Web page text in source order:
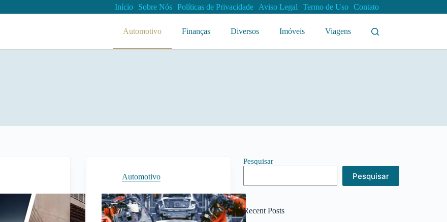
Início Sobre Nós Políticas de Privacidade Aviso Legal Termo de Uso Contato
Automotivo Finanças Diversos Imóveis Viagens
Automotivo
Pesquisar
Pesquisar
Recent Posts